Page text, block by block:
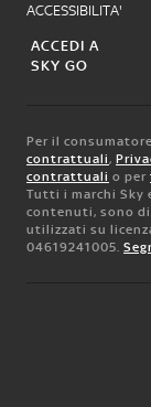
ACCESSIBILITA'
ACCEDI A
SKY GO
Per il
contrattuali,
contrattuali o per
Tutti i marchi
contenuti, sono
utilizzati su
04619241005.